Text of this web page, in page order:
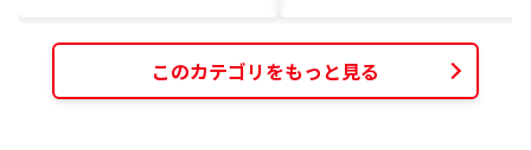
このカテゴリをもっと見る